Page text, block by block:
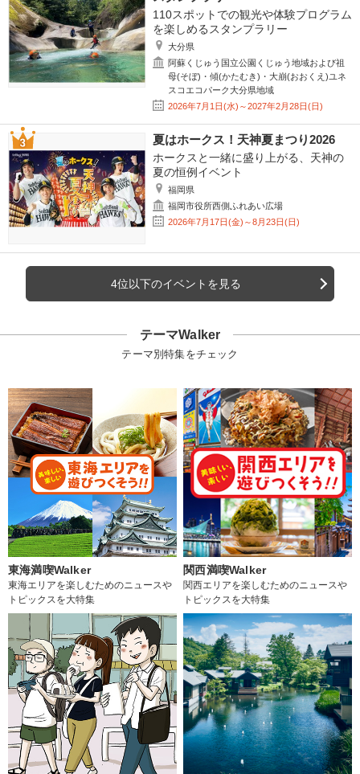
110スポットでの観光や体験プログラム
を楽しめるスタンプラリー
大分県
阿蘇くじゅう国立公園くじゅう地域および祖
母(そぼ)・傾(かたむき)・大崩(おおくえ)ユネ
スコエコパーク大分県地域
2026年7月1日(水)～2027年2月28日(日)
夏はホークス！天神夏まつり2026
ホークスと一緒に盛り上がる、天神の
夏の恒例イベント
福岡県
福岡市役所西側ふれあい広場
2026年7月17日(金)～8月23日(日)
4位以下のイベントを見る
テーマWalker
テーマ別特集をチェック
東海満喫Walker
東海エリアを楽しむためのニュースや
トピックスを大特集
関西満喫Walker
関西エリアを楽しむためのニュースや
トピックスを大特集